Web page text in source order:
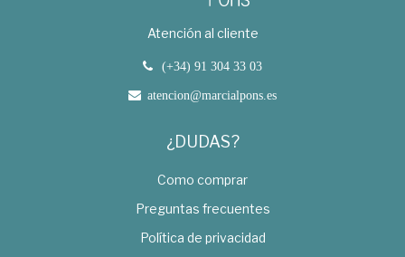
Atención al cliente
(+34) 91 304 33 03
atencion@marcialpons.es
¿DUDAS?
Como comprar
Preguntas frecuentes
Política de privacidad